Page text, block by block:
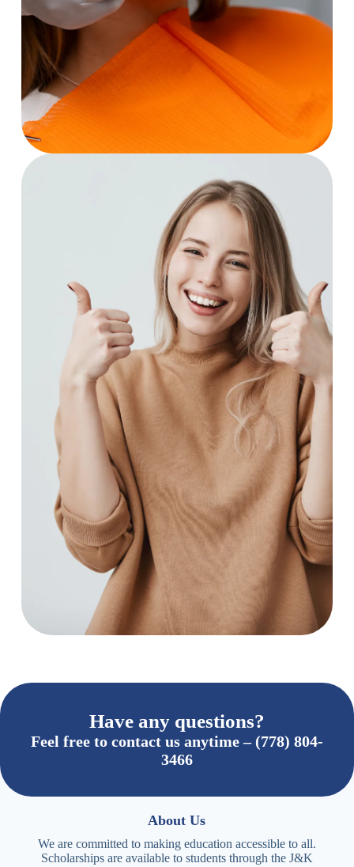
Have any questions?
Feel free to contact us anytime – (778) 804-
3466
About Us
We are committed to making education accessible to all.
Scholarships are available to students through the J&K